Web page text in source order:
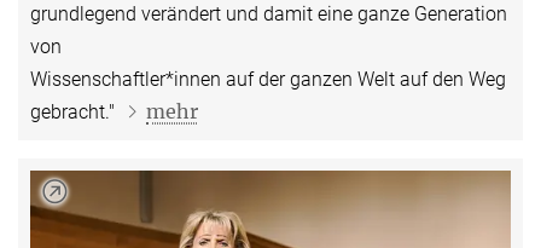
grundlegend verändert und damit eine ganze Generation
von
Wissenschaftler*innen auf der ganzen Welt auf den Weg
gebracht."
mehr